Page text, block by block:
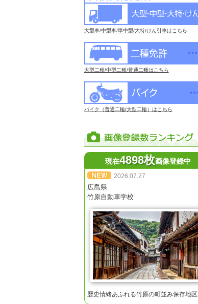
大型車/中型車/準中型/大特/けん引車はこちら
大型二種/中型二種/普通二種はこちら
バイク（普通二輪/大型二輪）はこちら
現在4898枚画像登録中
2026.07.27
広島県
竹原自動車学校
歴史情緒あふれる竹原の町並み保存地区